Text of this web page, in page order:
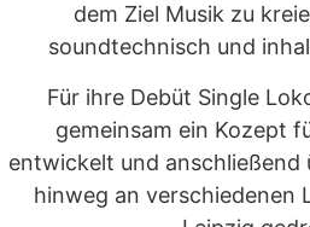
dem Ziel Musik zu
soundtechnisch und
Für ihre Debüt Single
gemeinsam ein Kozept
entwickelt und anschließend
hinweg an verschiedenen